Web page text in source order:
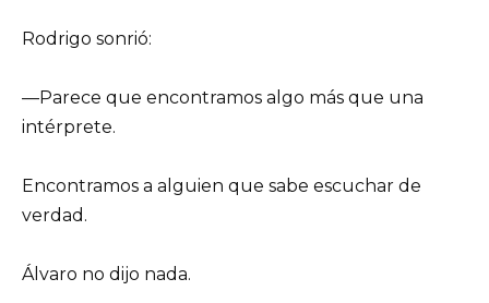
Rodrigo sonrió:
—Parece que encontramos algo más que una
intérprete.
Encontramos a alguien que sabe escuchar de
verdad.
Álvaro no dijo nada.